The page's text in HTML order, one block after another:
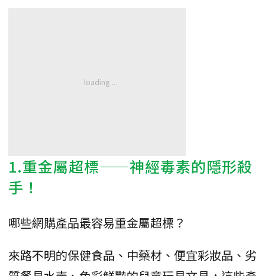
1.重金屬超標——神經毒素的隱形殺
手！
哪些網購產品最容易重金屬超標？
來路不明的保健食品、中藥材、便宜彩妝品、劣